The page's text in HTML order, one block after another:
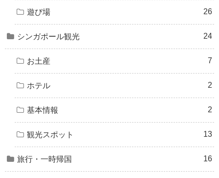
遊び場 26
シンガポール観光 24
お土産 7
ホテル 2
基本情報 2
観光スポット 13
旅行・一時帰国 16